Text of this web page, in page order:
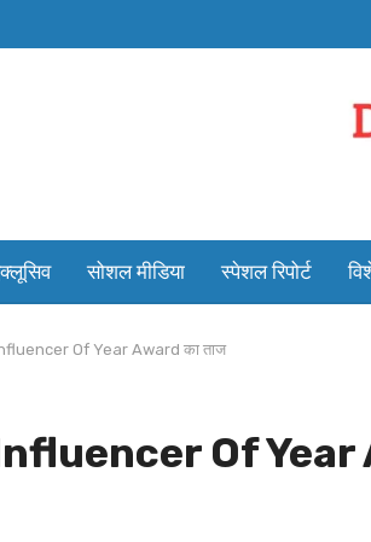
सोशल मीडिया स्पेशल रिपोर्ट
Of Year Award का ताज
Of Year